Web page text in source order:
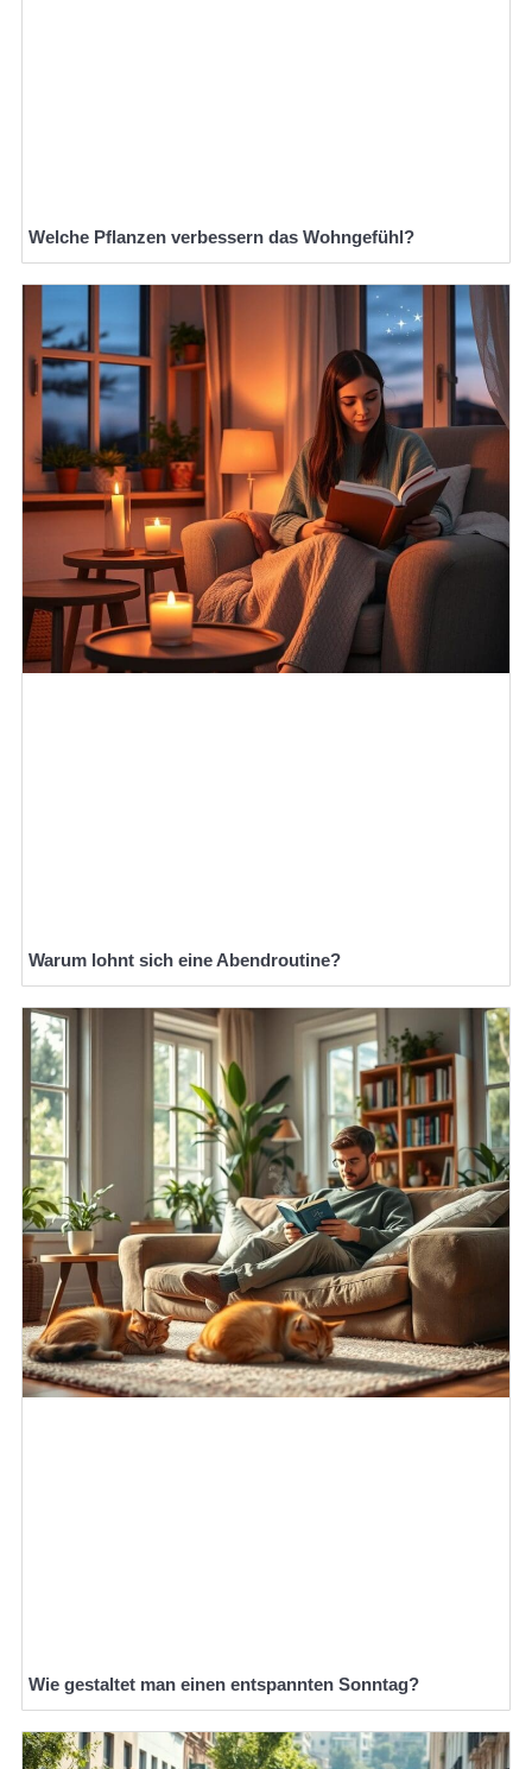
Welche Pflanzen verbessern das Wohngefühl?
Warum lohnt sich eine Abendroutine?
Wie gestaltet man einen entspannten Sonntag?